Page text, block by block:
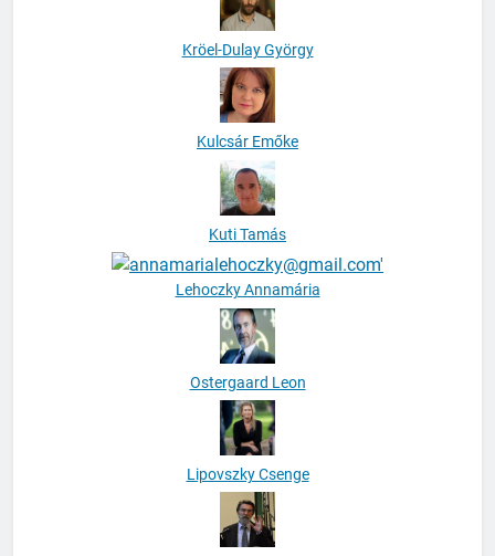
Kröel-Dulay György
Kulcsár Emőke
Kuti Tamás
Lehoczky Annamária
Ostergaard Leon
Lipovszky Csenge